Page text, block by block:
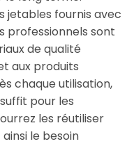
jetables fournis avec
professionnels sont
de qualité
aux produits
chaque utilisation,
pour les
les réutiliser
le besoin